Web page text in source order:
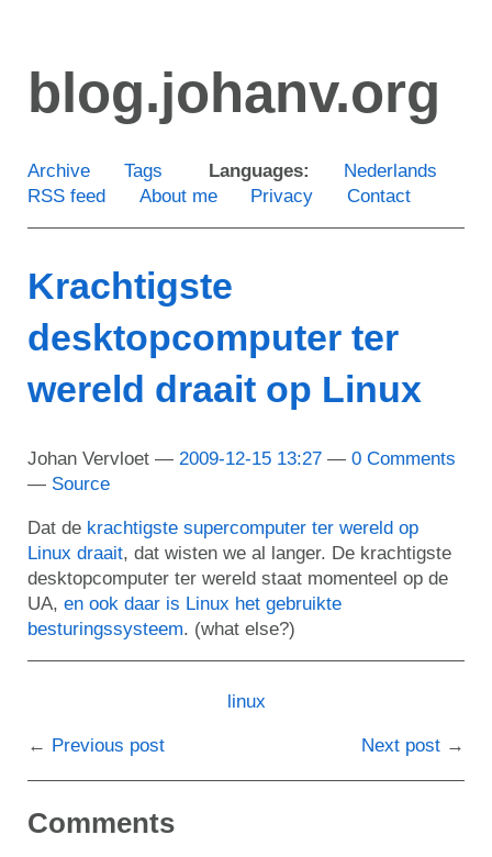
main
content
blog.johanv.org
Languages: Nederlands
Archive
Tags
RSS feed
About me Privacy Contact
Krachtigste
desktopcomputer ter
wereld draait op Linux
Johan Vervloet 2009-12-15 13:27
0 Comments
Source
Dat de krachtigste supercomputer ter wereld op
Linux draait, dat wisten we al langer. De krachtigste
desktopcomputer ter wereld staat momenteel op de
UA, en ook daar is Linux het gebruikte
besturingssysteem. (what else?)
linux
Previous post Next post
Comments